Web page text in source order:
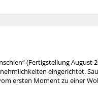
(Fertigstellung August
eingerichtet.
ersten Moment zu einer